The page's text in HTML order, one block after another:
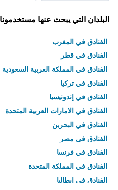
البلدان التي يبحث عنها مستخدمونا
الفنادق في المغرب
الفنادق في قطر
الفنادق في المملكة العربية السعودية
الفنادق في تركيا
الفنادق في إندونيسيا
الفنادق في الامارات العربية المتحدة
الفنادق في البحرين
الفنادق في مصر
الفنادق في فرنسا
الفنادق في المملكة المتحدة
الفنادق في إيطاليا